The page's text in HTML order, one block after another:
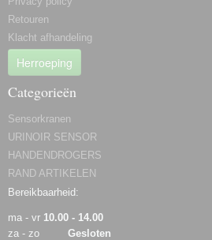
Retouren
Klacht afhandeling
Herroeping
Categorieën
Sensorkranen
URINOIR SENSOR
HANDENDROGERS
RAND ARTIKELEN
Bereikbaarheid:
ma - vr 10.00 - 14.00
za - zo Gesloten